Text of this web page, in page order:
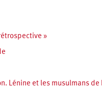
»
Lénine et les musulmans de